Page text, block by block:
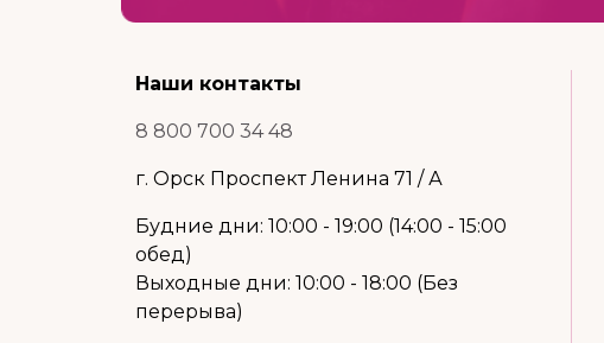
Наши контакты
8 800 700 34 48
г. Орск Проспект Ленина 71 / А
Будние дни: 10:00 - 19:00 (14:00 - 15:00
обед)
Выходные дни: 10:00 - 18:00 (Без
перерыва)